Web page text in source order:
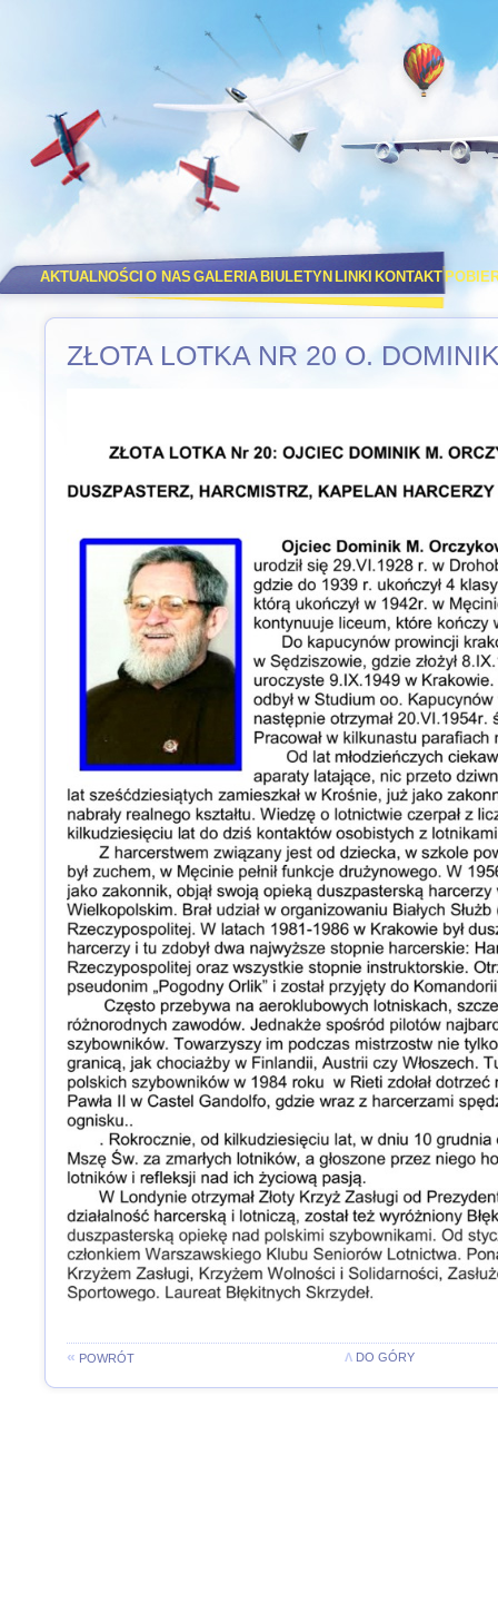
AKTUALNOŚCI O NAS GALERIA BIULETYN LINKI KONTAKT
ZŁOTA LOTKA NR 20 O.
« POWRÓT Λ DO GÓRY